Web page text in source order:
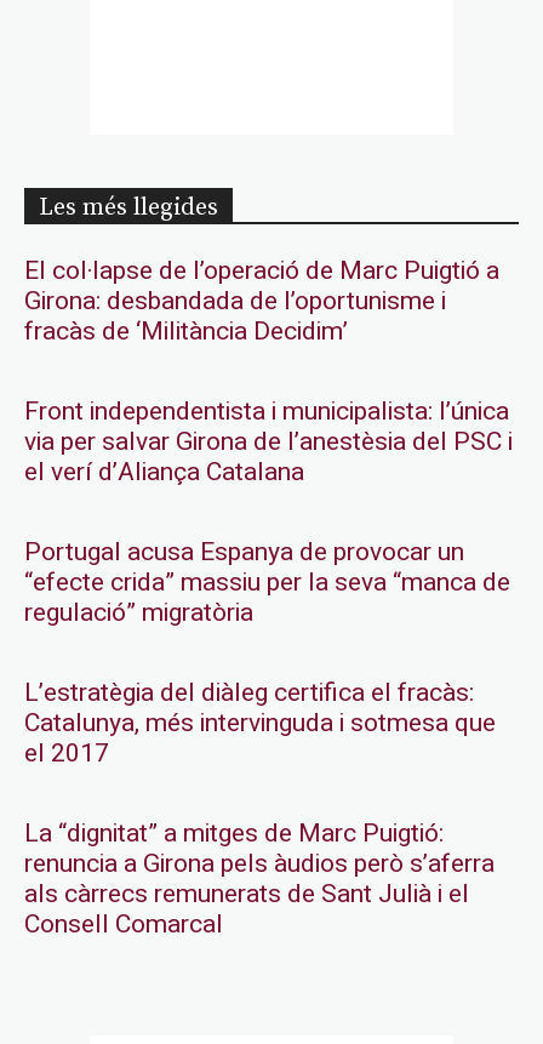
Les més llegides
El col·lapse de l’operació de Marc Puigtió a
Girona: desbandada de l’oportunisme i
fracàs de ‘Militància Decidim’
Front independentista i municipalista: l’única
via per salvar Girona de l’anestèsia del PSC i
el verí d’Aliança Catalana
Portugal acusa Espanya de provocar un
“efecte crida” massiu per la seva “manca de
regulació” migratòria
L’estratègia del diàleg certifica el fracàs:
Catalunya, més intervinguda i sotmesa que
el 2017
La “dignitat” a mitges de Marc Puigtió:
renuncia a Girona pels àudios però s’aferra
als càrrecs remunerats de Sant Julià i el
Consell Comarcal